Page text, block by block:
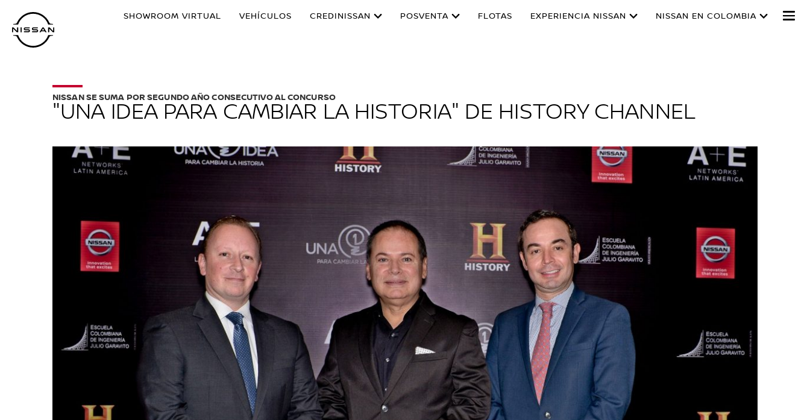
contenido
principal
SHOWROOM VIRTUAL VEHÍCULOS CREDINISSAN POSVENTA FLOTAS EXPERIENCIA NISSAN NISSAN EN COLOMBIA
"UNA IDEA PARA CAMBIAR LA HISTORIA" DE HISTORY CHANNEL
NISSAN SE SUMA POR SEGUNDO AÑO CONSECUTIVO AL CONCURSO